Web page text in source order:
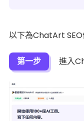
以下為ChatArt SEO
第一步 進入